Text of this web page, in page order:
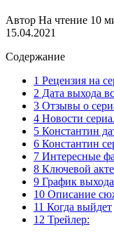
Автор На чтение 10
15.04.2021
Содержание
1 Рецензия на
2 Дата выхода
3 Отзывы о
4 Новости
5 Константин
6 Константин
7 Интересные
8 Ключевой
9 График
10 Описание
11 Когда выйдет
12 Трейлер: